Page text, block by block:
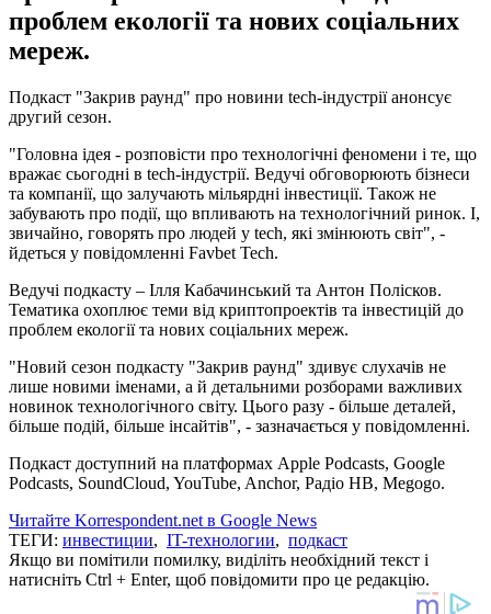
проблем екології та нових соціальних
мереж.
Подкаст "Закрив раунд" про новини tech-індустрії анонсує
другий сезон.
"Головна ідея - розповісти про технологічні феномени і те, що
вражає сьогодні в tech-індустрії. Ведучі обговорюють бізнеси
та компанії, що залучають мільярдні інвестиції. Також не
забувають про події, що впливають на технологічний ринок. І,
звичайно, говорять про людей у ​​tech, які змінюють світ", -
йдеться у повідомленні Favbet Tech.
Ведучі подкасту – Ілля Кабачинський та Антон Полісков.
Тематика охоплює теми від криптопроектів та інвестицій до
проблем екології та нових соціальних мереж.
"Новий сезон подкасту "Закрив раунд" здивує слухачів не
лише новими іменами, а й детальними розборами важливих
новинок технологічного світу. Цього разу - більше деталей,
більше подій, більше інсайтів", - зазначається у повідомленні.
Подкаст доступний на платформах Apple Podcasts, Google
Podcasts, SoundCloud, YouTube, Anchor, Радіо НВ, Megogo.
Читайте Korrespondent.net в Google News
ТЕГИ: инвестиции, IT-технологии, подкаст
Якщо ви помітили помилку, виділіть необхідний текст і
натисніть Ctrl + Enter, щоб повідомити про це редакцію.